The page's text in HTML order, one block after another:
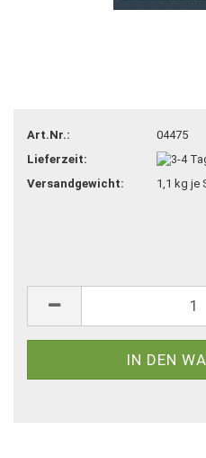
Art.Nr.:
04475
Lieferzeit:
Versandgewicht:
1,1 kg je